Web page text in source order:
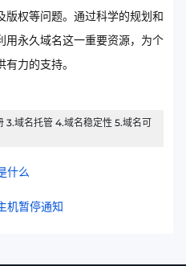
版权等问题。通过科学的规划和
用永久域名这一重要资源，为个
力的支持。
3.域名托管 4.域名稳定性 5.域名可
什么
机暂停通知